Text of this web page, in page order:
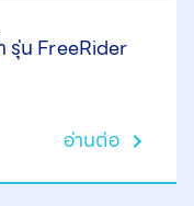
รุ่น FreeRider
อ่านต่อ